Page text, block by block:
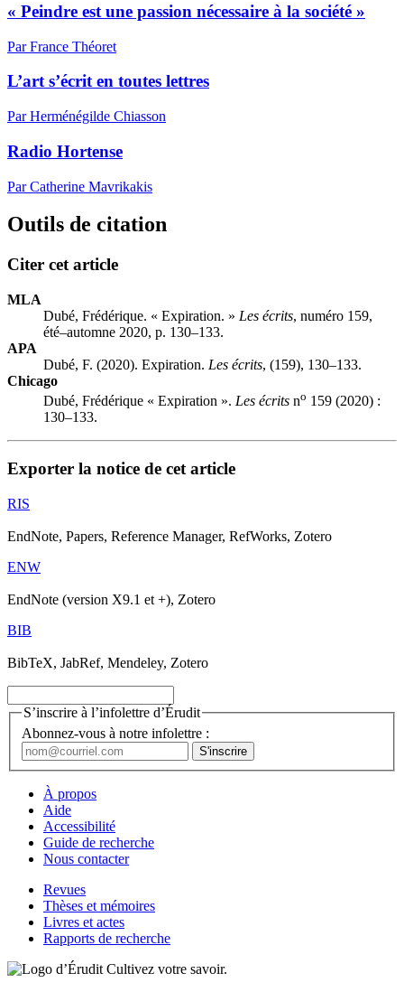
« Peindre est une passion nécessaire à la société »
Par France Théoret
L’art s’écrit en toutes lettres
Par Herménégilde Chiasson
Radio Hortense
Par Catherine Mavrikakis
Outils de citation
Citer cet article
MLA
Dubé, Frédérique. « Expiration. » Les écrits, numéro 159,
été–automne 2020, p. 130–133.
APA
Dubé, F. (2020). Expiration. Les écrits, (159), 130–133.
Chicago
Dubé, Frédérique « Expiration ». Les écrits no 159 (2020) :
130–133.
Exporter la notice de cet article
RIS
EndNote, Papers, Reference Manager, RefWorks, Zotero
ENW
EndNote (version X9.1 et +), Zotero
BIB
BibTeX, JabRef, Mendeley, Zotero
S’inscrire à l’infolettre d’Érudit
Abonnez-vous à notre infolettre :
À propos
Aide
Accessibilité
Guide de recherche
Nous contacter
Revues
Thèses et mémoires
Livres et actes
Rapports de recherche
Cultivez votre savoir.